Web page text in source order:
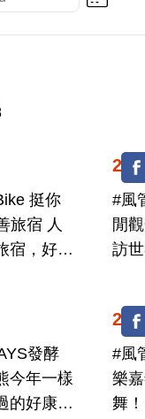
挺你
宿，好禮
#風
閒
訪世界
發酵
今年一樣
的好康快
#風
樂嘉年華 聽鐵
舞！ 父親節8/8 #車埕鐵道音樂嘉